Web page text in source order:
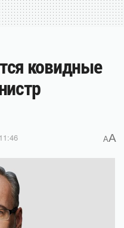
ковидные
AA